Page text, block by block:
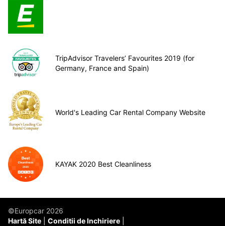
TripAdvisor Travelers’ Favourites 2019 (for
Germany, France and Spain)
World's Leading Car Rental Company Website
KAYAK 2020 Best Cleanliness
©Europcar 2026
Hartă Site
Conditii de Inchiriere